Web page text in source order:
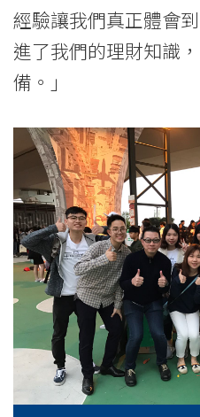
港
浸
會
大
學
經驗讓我們真正體會
進了我們的理財知識
備。」